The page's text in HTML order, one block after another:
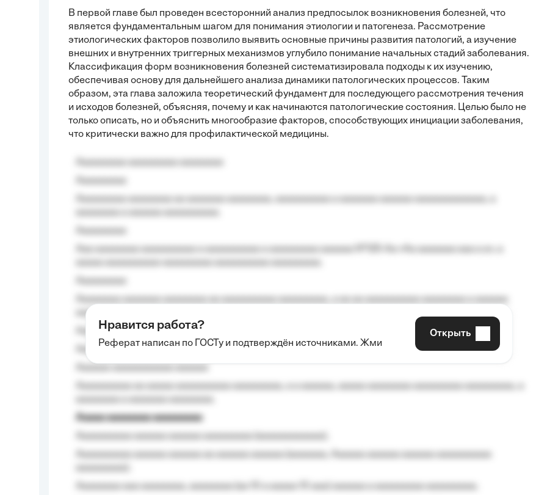
В первой главе был проведен всесторонний анализ предпосылок возникновения болезней, что
является фундаментальным шагом для понимания этиологии и патогенеза. Рассмотрение
этиологических факторов позволило выявить основные причины развития патологий, а изучение
внешних и внутренних триггерных механизмов углубило понимание начальных стадий заболевания.
Классификация форм возникновения болезней систематизировала подходы к их изучению,
обеспечивая основу для дальнейшего анализа динамики патологических процессов. Таким
образом, эта глава заложила теоретический фундамент для последующего рассмотрения течения
и исходов болезней, объясняя, почему и как начинаются патологические состояния. Целью было не
только описать, но и объяснить многообразие факторов, способствующих инициации заболевания,
что критически важно для профилактической медицины.
aaaa aaaa.
Aaaaaaaaa
Aaaaaaaaaa aa aaa aaaaaaaaa, a aaa aaaaaaaaaa aaa, a aaaaaaaaaa, aaaaaa aaaaaa a aaaaaa.
Aaaaa aaaaaaaa aaaaaaaaa
Нравится работа?
Реферат написан по ГОСТу и подтверждён источниками. Жми
Открыть